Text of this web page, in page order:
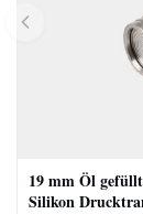
19 mm Öl
Silikon